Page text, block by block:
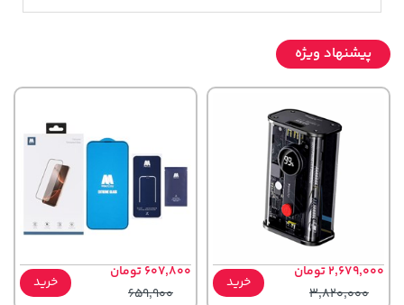
پیشنهاد ویژه
2,679,000 تومان
3,820,000
خرید
607,800 تومان
659,900
خرید